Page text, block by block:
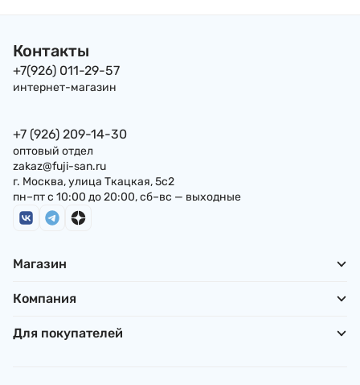
Контакты
+7(926) 011-29-57
интернет-магазин
+7 (926) 209-14-30
оптовый отдел
zakaz@fuji-san.ru
г. Москва, улица Ткацкая, 5с2
пн–пт с 10:00 до 20:00, сб–вс — выходные
Магазин
Компания
Для покупателей